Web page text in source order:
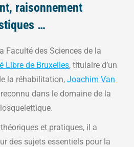
raisonnement
…
Faculté des Sciences de la
Libre de Bruxelles, titulaire d’un
la réhabilitation, Joachim Van
dans le domaine de la
et pratiques, il a
des sujets essentiels pour la